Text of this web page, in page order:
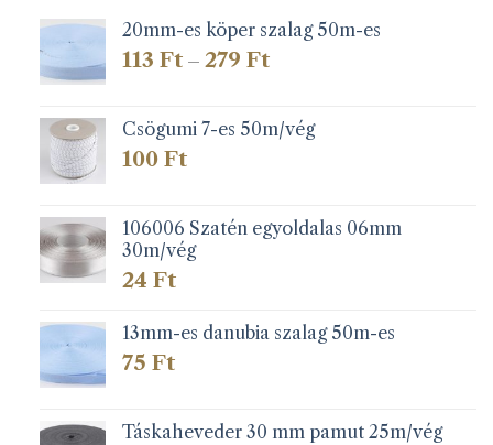
20mm-es köper szalag 50m-es
113 Ft – 279 FtÁrtartomány:
279 Ft
Csögumi 7-es 50m/vég
100 Ft
106006 Szatén egyoldalas 06mm
30m/vég
24 Ft
13mm-es danubia szalag 50m-es
75 Ft
Táskaheveder 30 mm pamut 25m/vég